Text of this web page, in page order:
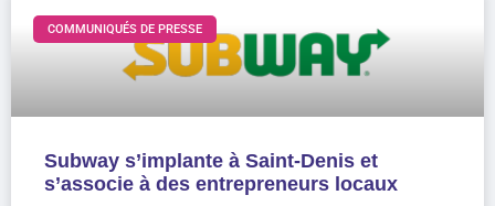
COMMUNIQUÉS DE PRESSE
Subway s’implante à Saint-Denis et
s’associe à des entrepreneurs locaux